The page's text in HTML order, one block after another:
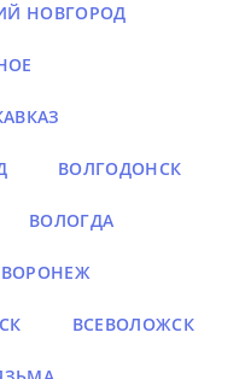
НОВГОРОД
ВОЛГОДОНСК
ВОЛОГДА
ВОРОНЕЖ
ВСЕВОЛОЖСК